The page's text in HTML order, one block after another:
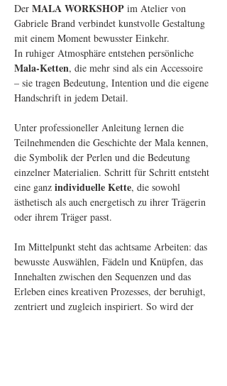
Der MALA WORKSHOP im Atelier von
Gabriele Brand verbindet kunstvolle Gestaltung
mit einem Moment bewusster Einkehr.
In ruhiger Atmosphäre entstehen persönliche
Mala-Ketten, die mehr sind als ein Accessoire
– sie tragen Bedeutung, Intention und die eigene
Handschrift in jedem Detail.
Unter professioneller Anleitung lernen die
Teilnehmenden die Geschichte der Mala kennen,
die Symbolik der Perlen und die Bedeutung
einzelner Materialien. Schritt für Schritt entsteht
eine ganz individuelle Kette, die sowohl
ästhetisch als auch energetisch zu ihrer Trägerin
oder ihrem Träger passt.
Im Mittelpunkt steht das achtsame Arbeiten: das
bewusste Auswählen, Fädeln und Knüpfen, das
Innehalten zwischen den Sequenzen und das
Erleben eines kreativen Prozesses, der beruhigt,
zentriert und zugleich inspiriert. So wird der